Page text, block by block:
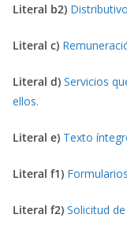
Literal b2)
Literal c)
Literal d) Servicios
ellos.
Literal e) Texto
Literal f1)
Literal f2) Solicitud